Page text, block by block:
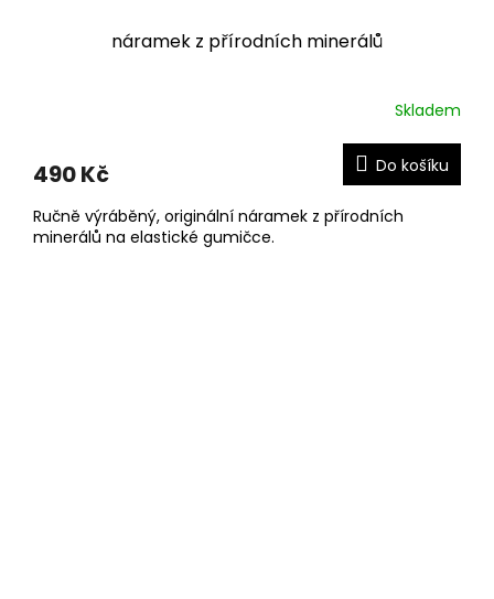
náramek z přírodních minerálů
Skladem
490 Kč Do košíku
Ručně výráběný, originální náramek z přírodních
minerálů na elastické gumičce.